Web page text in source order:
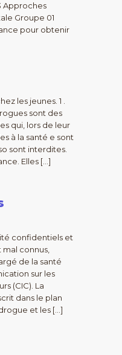
Approches
Groupe 01
pour obtenir
les jeunes. 1 .
sont des
qui, lors de leur
à la santé e sont
sont interdites.
Elles […]
confidentiels et
connus,
de la santé
sur les
(CIC). La
dans le plan
et les […]